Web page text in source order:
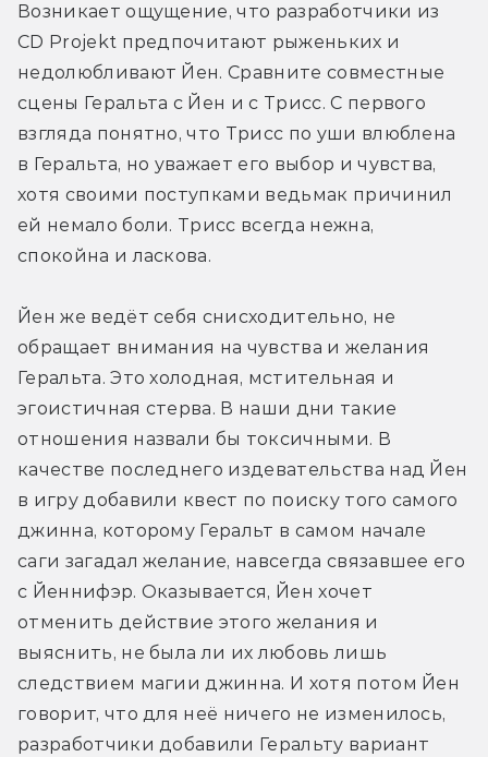
Возникает ощущение, что разработчики из
CD Projekt предпочитают рыженьких и
недолюбливают Йен. Сравните совместные
сцены Геральта с Йен и с Трисс. С первого
взгляда понятно, что Трисс по уши влюблена
в Геральта, но уважает его выбор и чувства,
хотя своими поступками ведьмак причинил
ей немало боли. Трисс всегда нежна,
спокойна и ласкова.
Йен же ведёт себя снисходительно, не
обращает внимания на чувства и желания
Геральта. Это холодная, мстительная и
эгоистичная стерва. В наши дни такие
отношения назвали бы токсичными. В
качестве последнего издевательства над Йен
в игру добавили квест по поиску того самого
джинна, которому Геральт в самом начале
саги загадал желание, навсегда связавшее его
с Йеннифэр. Оказывается, Йен хочет
отменить действие этого желания и
выяснить, не была ли их любовь лишь
следствием магии джинна. И хотя потом Йен
говорит, что для неё ничего не изменилось,
разработчики добавили Геральту вариант